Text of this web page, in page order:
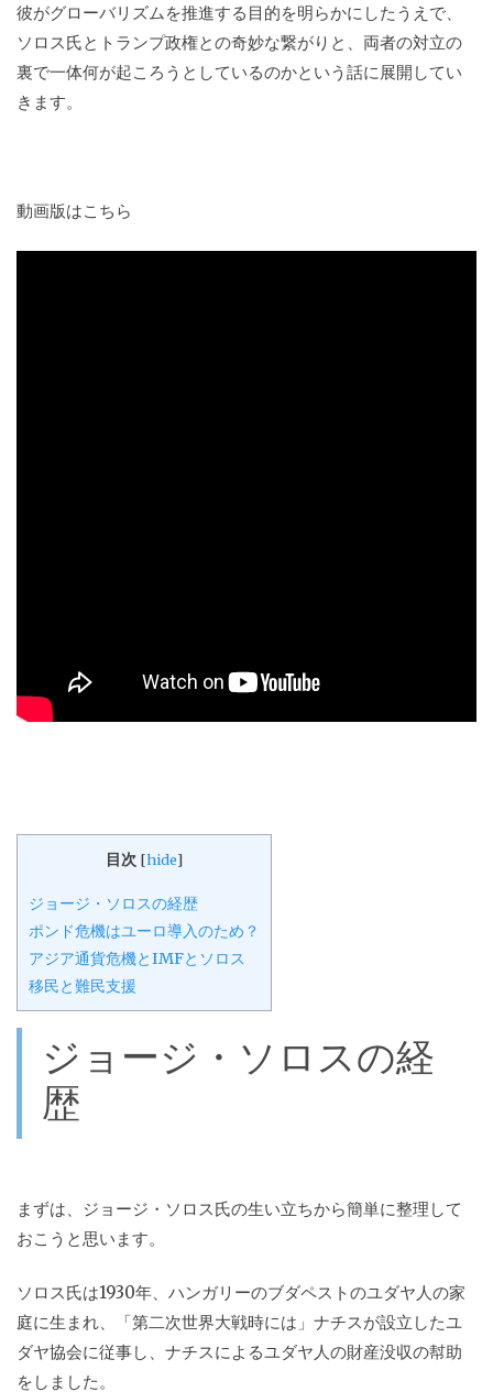
彼がグローバリズムを推進する目的を明らかにしたうえで、
ソロス氏とトランプ政権との奇妙な繋がりと、両者の対立の
裏で一体何が起ころうとしているのかという話に展開してい
きます。
動画版はこちら
目次 [hide]
ジョージ・ソロスの経歴
ポンド危機はユーロ導入のため？
アジア通貨危機とIMFとソロス
移民と難民支援
ジョージ・ソロスの経
歴
まずは、ジョージ・ソロス氏の生い立ちから簡単に整理して
おこうと思います。
ソロス氏は1930年、ハンガリーのブダペストのユダヤ人の家
庭に生まれ、「第二次世界大戦時には」ナチスが設立したユ
ダヤ協会に従事し、ナチスによるユダヤ人の財産没収の幇助
をしました。